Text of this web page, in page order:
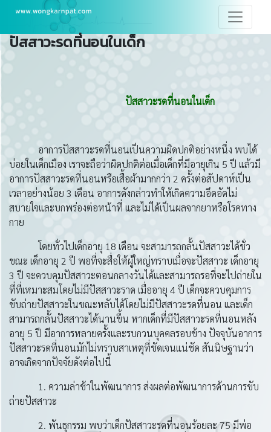
ปัสสาวะรดที่นอนในเด็ก
ปัสสาวะรดที่นอนในเด็ก
อาการปัสสาวะรดที่นอนเป็นความผิดปกติอย่างหนึ่ง พบได้
บ่อยในเด็กเมือง เราจะถือว่าผิดปกติต่อเมื่อเด็กที่มีอายุเกิน 5 ปี แล้วมี
อาการปัสสาวะรดที่นอนหรือเสื้อผ้ามากกว่า 2 ครั้งต่อสัปดาห์เป็น
เวลาอย่างน้อย 3 เดือน อาการดังกล่าวทําให้เกิดความอึดอัดไม่
สบายใจและบกพร่องต่อหน้าที่ และไม่ได้เป็นผลจากยาหรือโรคทาง
กาย
โดยทั่วไปเด็กอายุ 18 เดือน จะสามารถกลั้นปัสสาวะได้ชั่ว
ขณะ เด็กอายุ 2 ปี พอที่จะสื่อให้ผู้ใหญ่ทราบเมื่อจะปัสสาวะ เด็กอายุ
3 ปี จะควบคุมปัสสาวะตอนกลางวันได้และสามารถรอที่จะไปถ่ายใน
ที่ที่เหมาะสมโดยไม่มีปัสสาวะราด เมื่ออายุ 4 ปี เด็กจะควบคุมการ
ขับถ่ายปัสสาวะในขณะหลับได้โดยไม่มีปัสสาวะรดที่นอน และเด็ก
สามารถกลั้นปัสสาวะได้นานขึ้น หากเด็กที่มีปัสสาวะรดที่นอนหลัง
อายุ 5 ปี มีอาการหลายครั้งและรบกวนบุคคลรอบข้าง ปัจจุบันอาการ
ปัสสาวะรดที่นอนมักไม่ทราบสาเหตุที่ชัดเจนแน่ชัด สันนิษฐานว่า
อาจเกิดจากปัจจัยดังต่อไปนี้
1. ความล่าช้าในพัฒนาการ ส่งผลต่อพัฒนาการด้านการขับ
ถ่ายปัสสาวะ
2. พันธุกรรม พบว่าเด็กปัสสาวะรดที่นอนร้อยละ 75 มีพ่อ